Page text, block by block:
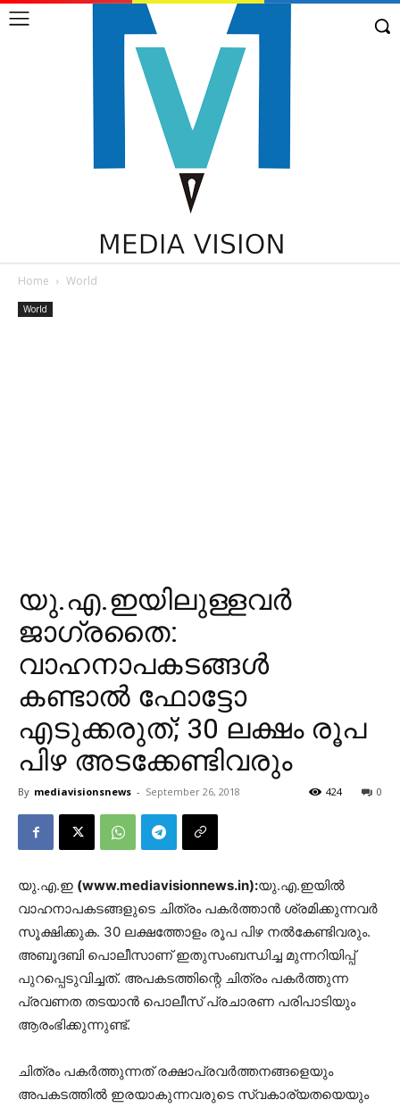
Home World
World
യു.എ.ഇയിലുള്ളവര്‍
ജാഗ്രതൈ:
വാഹനാപകടങ്ങള്‍
കണ്ടാല്‍ ഫോട്ടോ
എടുക്കരുത്; 30 ലക്ഷം രൂപ
പിഴ അടക്കേണ്ടിവരും
By mediavisionsnews - September 26, 2018 0
424
യു.എ.ഇ (www.mediavisionnews.in):യു.എ.ഇയില്‍
വാഹനാപകടങ്ങളുടെ ചിത്രം പകര്‍ത്താന്‍ ശ്രമിക്കുന്നവര്‍
സൂക്ഷിക്കുക. 30 ലക്ഷത്തോളം രൂപ പിഴ നല്‍കേണ്ടിവരും.
അബൂദബി പൊലീസാണ് ഇതുസംബന്ധിച്ച മുന്നറിയിപ്പ്
പുറപ്പെടുവിച്ചത്. അപകടത്തിന്റെ ചിത്രം പകര്‍ത്തുന്ന
പ്രവണത തടയാന്‍ പൊലീസ് പ്രചാരണ പരിപാടിയും
ആരംഭിക്കുന്നുണ്ട്.
ചിത്രം പകര്‍ത്തുന്നത് രക്ഷാപ്രവര്‍ത്തനങ്ങളെയും
അപകടത്തില്‍ ഇരയാകുന്നവരുടെ സ്വകാര്യതയെയും